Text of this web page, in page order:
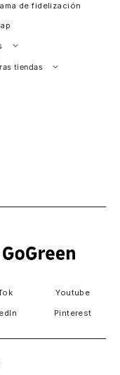
de fidelización
tiendas
Youtube
Pinterest